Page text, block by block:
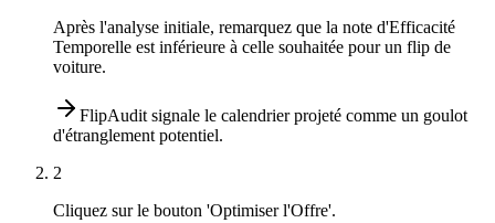
Après l'analyse initiale, remarquez que la note d'Efficacité
Temporelle est inférieure à celle souhaitée pour un flip de
voiture.
FlipAudit signale le calendrier projeté comme un goulot
d'étranglement potentiel.
2
Cliquez sur le bouton 'Optimiser l'Offre'.